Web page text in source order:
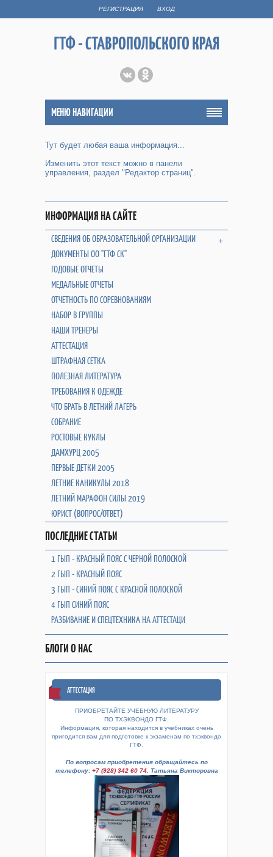
РЕГИСТРАЦИЯ ВХОД
ГТФ - СТАВРОПОЛЬСКОГО КРАЯ
МЕНЮ НАВИГАЦИИ
Тут будет любая ваша информация...
Изменить этот текст можно в панели
управления, раздел "Редактор страниц".
ИНФОРМАЦИЯ НА САЙТЕ
+
СВЕДЕНИЯ ОБ ОБРАЗОВАТЕЛЬНОЙ ОРГАНИЗАЦИИ
ДОКУМЕНТЫ ОО "ГТФ СК"
ГОДОВЫЕ ОТЧЕТЫ
МЕДАЛЬНЫЕ ОТЧЕТЫ
ОТЧЕТНОСТЬ ПО СОРЕВНОВАНИЯМ
НАБОР В ГРУППЫ
НАШИ ТРЕНЕРЫ
АТТЕСТАЦИЯ
ШТРАФНАЯ СЕТКА
ПОЛЕЗНАЯ ЛИТЕРАТУРА
ТРЕБОВАНИЯ К ОДЕЖДЕ
ЧТО БРАТЬ В ЛЕТНИЙ ЛАГЕРЬ
СОБРАНИЕ
РОСТОВЫЕ КУКЛЫ
ДАМХУРЦ 2005
ПЕРВЫЕ ДЕТКИ 2005
ЛЕТНИЕ КАНИКУЛЫ 2018
ЛЕТНИЙ МАРАФОН СИЛЫ 2019
ЮРИСТ (ВОПРОС/ОТВЕТ)
ПОСЛЕДНИЕ СТАТЬИ
1 ГЫП - КРАСНЫЙ ПОЯС С ЧЕРНОЙ ПОЛОСКОЙ
2 ГЫП - КРАСНЫЙ ПОЯС
3 ГЫП - СИНИЙ ПОЯС С КРАСНОЙ ПОЛОСКОЙ
4 ГЫП СИНИЙ ПОЯС
РАЗБИВАНИЕ И СПЕЦТЕХНИКА НА АТТЕСТАЦИ
БЛОГИ О НАС
АТТЕСТАЦИЯ
ПРИОБРЕТАЙТЕ УЧЕБНУЮ ЛИТЕРАТУРУ
ПО ТХЭКВОНДО ГТФ.
Информация, которая находится в учебниках очень
пригодится вам для подготовке к экзаменам по тхэквондо
ГТФ.
По вопросам приобретения обращайтесь по
телефону: +7 (928) 342 60 74. Татьяна Викторовна